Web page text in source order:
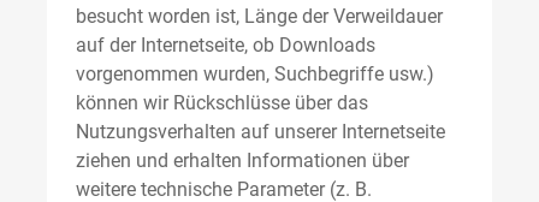
besucht worden ist, Länge der Verweildauer
auf der Internetseite, ob Downloads
vorgenommen wurden, Suchbegriffe usw.)
können wir Rückschlüsse über das
Nutzungsverhalten auf unserer Internetseite
ziehen und erhalten Informationen über
weitere technische Parameter (z. B.